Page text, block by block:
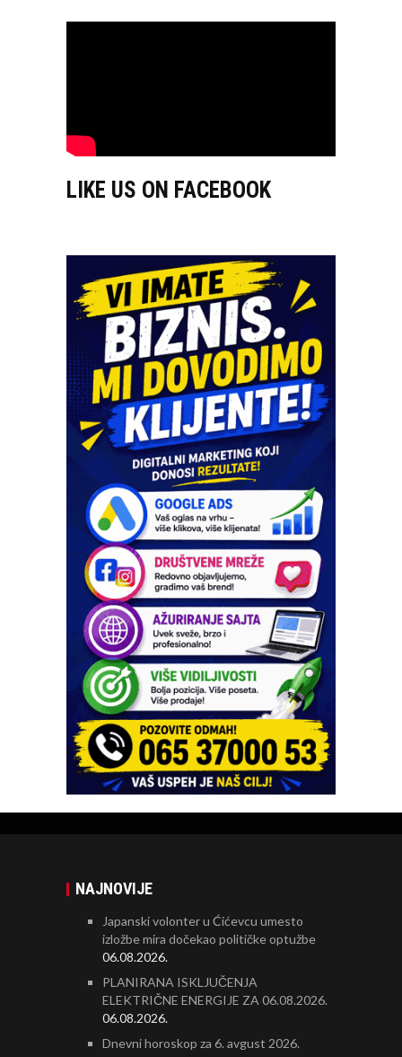
LIKE US ON FACEBOOK
NAJNOVIJE
Japanski volonter u Ćićevcu umesto
izložbe mira dočekao političke optužbe
06.08.2026.
PLANIRANA ISKLJUČENJA
ELEKTRIČNE ENERGIJE ZA 06.08.2026.
06.08.2026.
Dnevni horoskop za 6. avgust 2026.